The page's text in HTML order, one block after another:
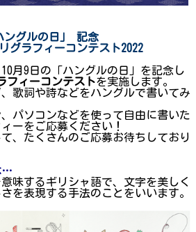
ングルの日」
記念
グラフィーコンテスト2022
月9日の「ハングルの日」を記念し
フィーコンテストを実施します。
歌詞や詩などをハングルで書いてみ
パソコンなどを使って自由に書いた
ーをご応募ください！
、たくさんのご応募お待ちしており
…
意味するギリシャ語で、文字を美しく
を表現する手法のことをいいます。